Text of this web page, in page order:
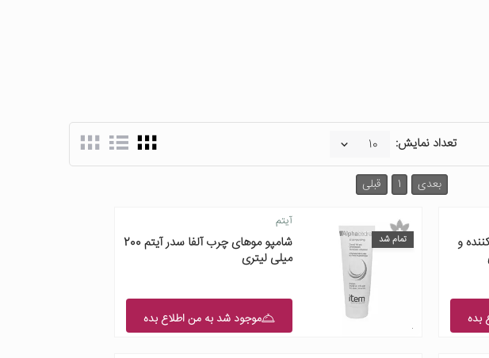
تعداد نمایش:
قبلی 1 بعدی
و
بده
تمام شد
آیتم
شامپو موهای چرب آلفا سدر آیتم 200
میلی لیتری
موجود شد به من اطلاع بده